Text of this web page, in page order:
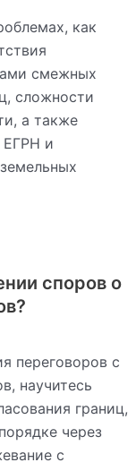
как
смежных
сложности
а также
ЕГРН и
споров о
переговоров с
научитесь
границ,
через
с